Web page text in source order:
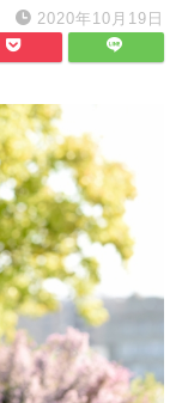
2020年10月19日